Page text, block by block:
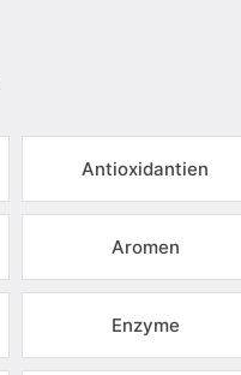
Antioxidantien
Aromen
Enzyme